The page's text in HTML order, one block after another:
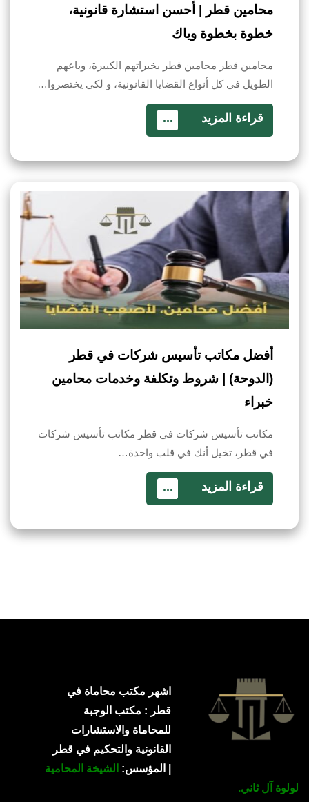
محامين قطر | أحسن استشارة قانونية،
خطوة بخطوة وياك
محامين قطر محامين قطر بخبراتهم الكبيرة، وباعهم
الطويل في كل أنواع القضايا القانونية، و لكي يختصروا…
قراءة المزيد ...
أفضل مكاتب تأسيس شركات في قطر
(الدوحة) | شروط وتكلفة وخدمات محامين
خبراء
مكاتب تأسيس شركات في قطر مكاتب تأسيس شركات
في قطر، تخيل أنك في قلب واحدة…
قراءة المزيد ...
اشهر مكتب محاماة في
قطر : مكتب الوجبة
للمحاماة والاستشارات
القانونية والتحكيم في قطر
| المؤسس: الشيخة المحامية
لولوة آل ثاني.